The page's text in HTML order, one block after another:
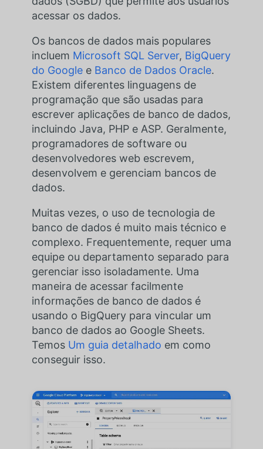
acessar os dados.
Os bancos de dados mais populares
incluem Microsoft SQL Server, BigQuery
do Googlee Banco de Dados Oracle.
Existem diferentes linguagens de
programação que são usadas para
escrever aplicações de banco de dados,
incluindo Java, PHP e ASP. Geralmente,
programadores de software ou
desenvolvedores web escrevem,
desenvolvem e gerenciam bancos de
dados.
Muitas vezes, o uso de tecnologia de
banco de dados é muito mais técnico e
complexo. Frequentemente, requer uma
equipe ou departamento separado para
gerenciar isso isoladamente. Uma
maneira de acessar facilmente
informações de banco de dados é
usando o BigQuery para vincular um
banco de dados ao Google Sheets.
Temos Um guia detalhado em como
conseguir isso.